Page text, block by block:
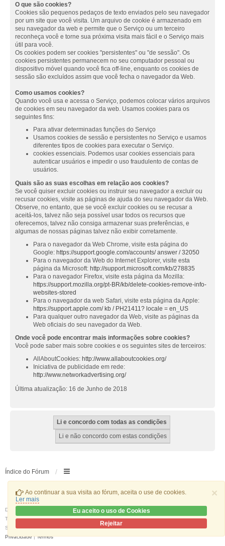
×
Ao continuar a sua visita ao fórum, aceita o use de cookies.
Ler mais
Eu aceito o uso de Cookies
Rejeitar
O que são cookies?
Cookies são pequenos pedaços de texto enviados pelo seu navegador
por um site que você visita. Um arquivo de cookie é armazenado em
seu navegador da web e permite que o Serviço ou um terceiro
reconheça você e torne sua próxima visita mais fácil e o Serviço mais
útil para você.
Os cookies podem ser cookies "persistentes" ou "de sessão". Os
cookies persistentes permanecem no seu computador pessoal ou
dispositivo móvel quando você fica off-line, enquanto os cookies de
sessão são excluídos assim que você fecha o navegador da Web.
Como usamos cookies?
Quando você usa e acessa o Serviço, podemos colocar vários arquivos
de cookies em seu navegador da web. Usamos cookies para os
seguintes fins:
Para ativar determinadas funções do Serviço
Usamos cookies de sessão e persistentes no Serviço e usamos
diferentes tipos de cookies para executar o Serviço.
cookies essenciais. Podemos usar cookies essenciais para
autenticar usuários e impedir o uso fraudulento de contas de
usuários.
Quais são as suas escolhas em relação aos cookies?
Se você quiser excluir cookies ou instruir seu navegador a excluir ou
recusar cookies, visite as páginas de ajuda do seu navegador da Web.
Observe, no entanto, que se você excluir cookies ou se recusar a
aceitá-los, talvez não seja possível usar todos os recursos que
oferecemos, talvez não consiga armazenar suas preferências, e
algumas de nossas páginas talvez não exibir corretamente.
Para o navegador da Web Chrome, visite esta página do
Google: https://support.google.com/accounts/ answer / 32050
Para o navegador da Web do Internet Explorer, visite esta
página da Microsoft: http://support.microsoft.com/kb/278835
Para o navegador Firefox, visite esta página da Mozilla:
https://support.mozilla.org/pt-BR/kb/delete-cookies-remove-info-
websites-stored
Para o navegador da web Safari, visite esta página da Apple:
https://support.apple.com/ kb / PH21411? locale = en_US
Para qualquer outro navegador da Web, visite as páginas da
Web oficiais do seu navegador da Web.
Onde você pode encontrar mais informações sobre cookies?
Você pode saber mais sobre cookies e os seguintes sites de terceiros:
AllAboutCookies: http://www.allaboutcookies.org/
Iniciativa de publicidade em rede:
http://www.networkadvertising.org/
Última atualização: 16 de Junho de 2018
Índice do Fórum
Desenvolvido por
® Forum Software © phpBB Limited
Traduzido por:phpBB Portugal
Stylewe_universalcreated by INVENTEA & v12mike
Privacidade|Termos